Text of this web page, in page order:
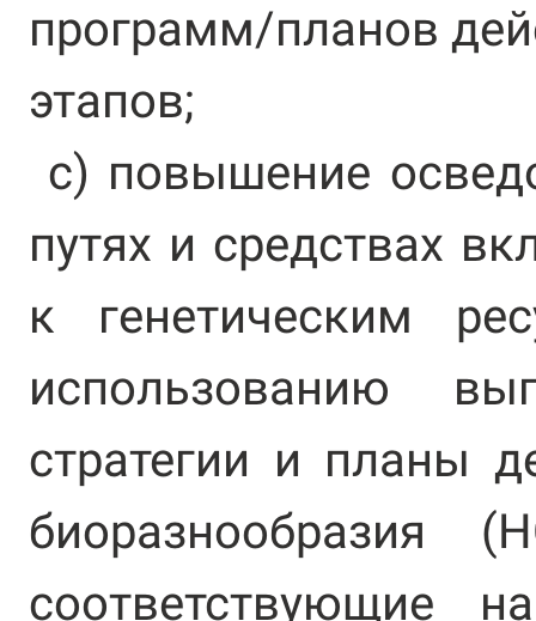
программ/планов
этапов;
c) повышение
путях и средствах
к генетическим
использованию
стратегии и планы
соответствующие